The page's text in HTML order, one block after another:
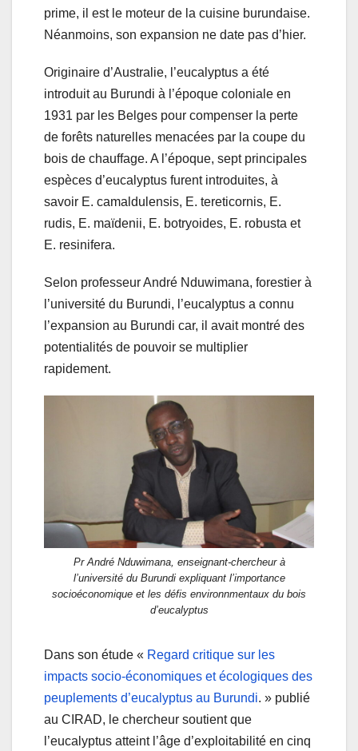
prime, il est le moteur de la cuisine burundaise.
Néanmoins, son expansion ne date pas d’hier.
Originaire d’Australie, l’eucalyptus a été
introduit au Burundi à l’époque coloniale en
1931 par les Belges pour compenser la perte
de forêts naturelles menacées par la coupe du
bois de chauffage. A l’époque, sept principales
espèces d’eucalyptus furent introduites, à
savoir E. camaldulensis, E. tereticornis, E.
rudis, E. maïdenii, E. botryoides, E. robusta et
E. resinifera.
Selon professeur André Nduwimana, forestier à
l’université du Burundi, l’eucalyptus a connu
l’expansion au Burundi car, il avait montré des
potentialités de pouvoir se multiplier
rapidement.
Pr André Nduwimana, enseignant-chercheur à
l’université du Burundi expliquant l’importance
socioéconomique et les défis environnmentaux du bois
d’eucalyptus
Dans son étude « Regard critique sur les
impacts socio-économiques et écologiques des
peuplements d’eucalyptus au Burundi. » publié
au CIRAD, le chercheur soutient que
l’eucalyptus atteint l’âge d’exploitabilité en cinq